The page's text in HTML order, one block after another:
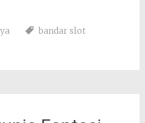
bandar slot